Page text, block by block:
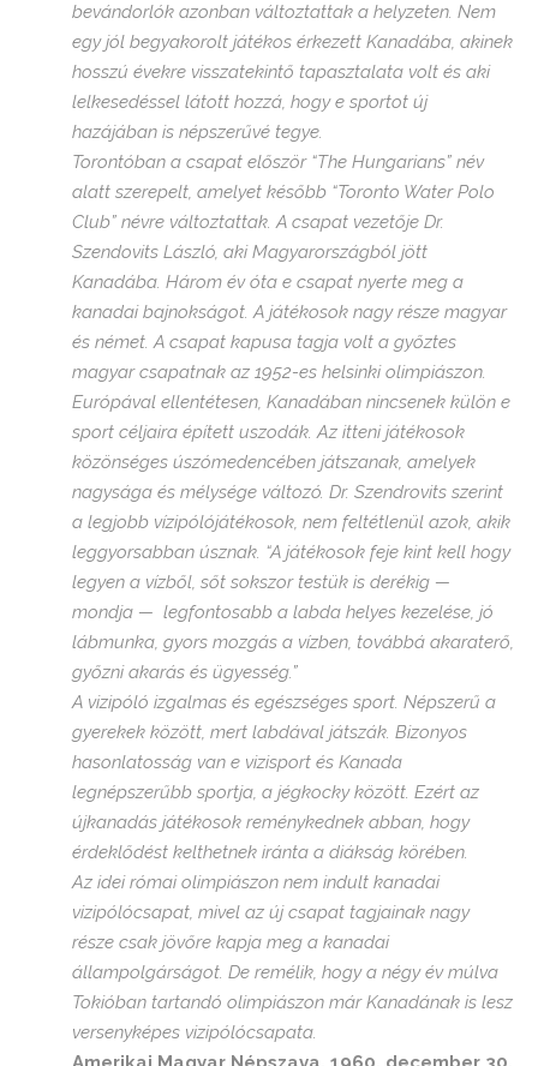
bevándorlók azonban változtattak a helyzeten. Nem
egy jól begyakorolt játékos érkezett Kanadába, akinek
hosszú évekre visszatekintő tapasztalata volt és aki
lelkesedéssel látott hozzá, hogy e sportot új
hazájában is népszerűvé tegye.
Torontóban a csapat először “The Hungarians” név
alatt szerepelt, amelyet később “Toronto Water Polo
Club” névre változtattak. A csapat vezetője Dr.
Szendovits László, aki Magyarországból jött
Kanadába. Három év óta e csapat nyerte meg a
kanadai bajnokságot. A játékosok nagy része magyar
és német. A csapat kapusa tagja volt a győztes
magyar csapatnak az 1952-es helsinki olimpiászon.
Európával ellentétesen, Kanadában nincsenek külön e
sport céljaira épített uszodák. Az itteni játékosok
közönséges úszómedencében játszanak, amelyek
nagysága és mélysége változó. Dr. Szendrovits szerint
a legjobb vízipólójátékosok, nem feltétlenül azok, akik
leggyorsabban úsznak. “A játékosok feje kint kell hogy
legyen a vízből, sőt sokszor testük is derékig —
mondja — legfontosabb a labda helyes kezelése, jó
lábmunka, gyors mozgás a vízben, továbbá akaraterő,
győzni akarás és ügyesség.”
A vizipóló izgalmas és egészséges sport. Népszerű a
gyerekek között, mert labdával játszák. Bizonyos
hasonlatosság van e vizisport és Kanada
legnépszerűbb sportja, a jégkocky között. Ezért az
újkanadás játékosok reménykednek abban, hogy
érdeklődést kelthetnek iránta a diákság körében.
Az idei római olimpiászon nem indult kanadai
vizipólócsapat, mivel az új csapat tagjainak nagy
része csak jövőre kapja meg a kanadai
állampolgárságot. De remélik, hogy a négy év múlva
Tokióban tartandó olimpiászon már Kanadának is lesz
versenyképes vizipólócsapata.